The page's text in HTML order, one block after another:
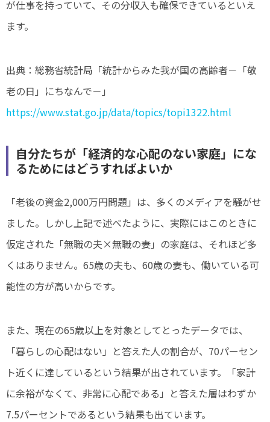
が仕事を持っていて、その分収入も確保できているといえ
ます。
出典： 総務省統計局「統計からみた我が国の高齢者－「敬
老の日」にちなんで－」
https://www.stat.go.jp/data/topics/topi1322.html
自分たちが「経済的な心配のない家庭」にな
るためにはどうすればよいか
「老後の資金2,000万円問題」は、多くのメディアを騒がせ
ました。しかし上記で述べたように、実際にはこのときに
仮定された「無職の夫×無職の妻」の家庭は、それほど多
くはありません。65歳の夫も、60歳の妻も、働いている可
能性の方が高いからです。
また、現在の65歳以上を対象としてとったデータでは、
「暮らしの心配はない」と答えた人の割合が、70パーセン
ト近くに達しているという結果が出されています。「家計
に余裕がなくて、非常に心配である」と答えた層はわずか
7.5パーセントであるという結果も出ています。